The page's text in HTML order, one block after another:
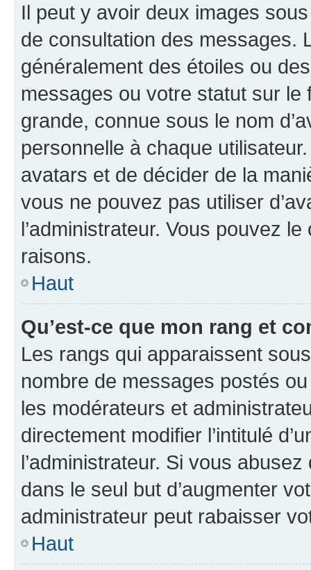
Il peut y avoir deux images
de consultation des messages.
généralement des étoiles ou
messages ou votre statut sur
grande, connue sous le nom
personnelle à chaque utilisateur.
avatars et de décider de la
vous ne pouvez pas utiliser
l’administrateur. Vous pouvez
raisons.
Haut
Qu’est-ce que mon rang et
Les rangs qui apparaissent
nombre de messages postés
les modérateurs et
directement modifier l’intitulé
l’administrateur. Si vous
dans le seul but d’augmenter
administrateur peut rabaisser
Haut